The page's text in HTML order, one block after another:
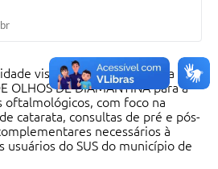
visando a contratação da
OLHOS DE DIAMANTINA para a
oftalmológicos, com foco na
catarata, consultas de pré e pós-
necessários à
usuários do SUS do município de